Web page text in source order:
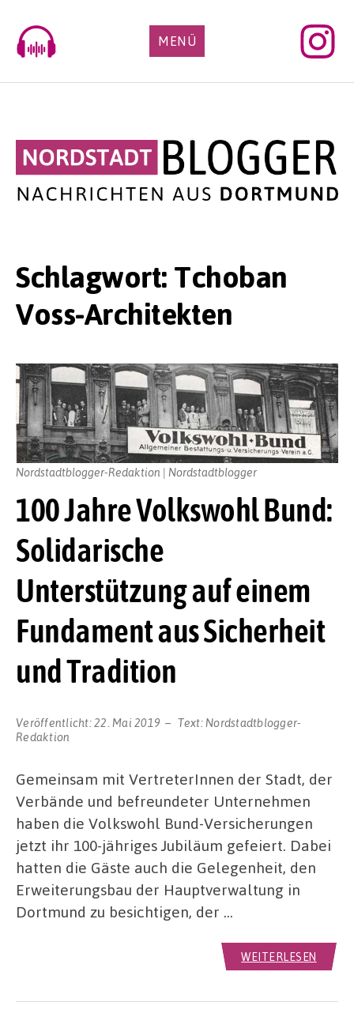
content
MENÜ
Schlagwort: Tchoban
Voss-Architekten
100 Jahre Volkswohl Bund:
Solidarische
Unterstützung auf einem
Fundament aus Sicherheit
und Tradition
Veröffentlicht:22. Mai 2019 Text: Nordstadtblogger-
Redaktion
Nordstadtblogger-Redaktion | Nordstadtblogger
Gemeinsam mit VertreterInnen der Stadt, der
Verbände und befreundeter Unternehmen
haben die Volkswohl Bund-Versicherungen
jetzt ihr 100-jähriges Jubiläum gefeiert. Dabei
hatten die Gäste auch die Gelegenheit, den
Erweiterungsbau der Hauptverwaltung in
Dortmund zu besichtigen, der …
WEITERLESEN